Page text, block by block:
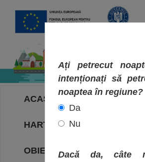
ACASA
HARTA OBIECTIVELOR
OBIECTIVE
Ați petrecut
intenționați să
noaptea în regiune?
Da
Nu
Dacă da, câte